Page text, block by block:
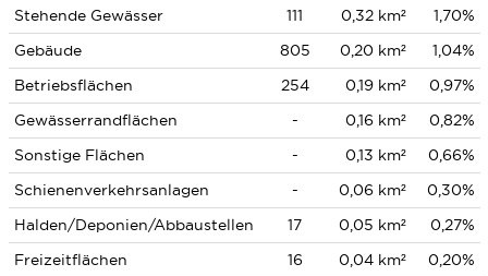
Stehende Gewässer 111 0,32 km²
1,70%
Gebäude
805 0,20 km²
1,04%
Betriebsflächen
254 0,19 km²
0,97%
Gewässerrandflächen
- 0,16 km²
0,82%
Sonstige Flächen
- 0,13 km²
0,66%
Schienenverkehrsanlagen
- 0,06 km²
0,30%
Halden/Deponien/Abbaustellen
17 0,05 km²
0,27%
Freizeitflächen
16 0,04 km²
0,20%